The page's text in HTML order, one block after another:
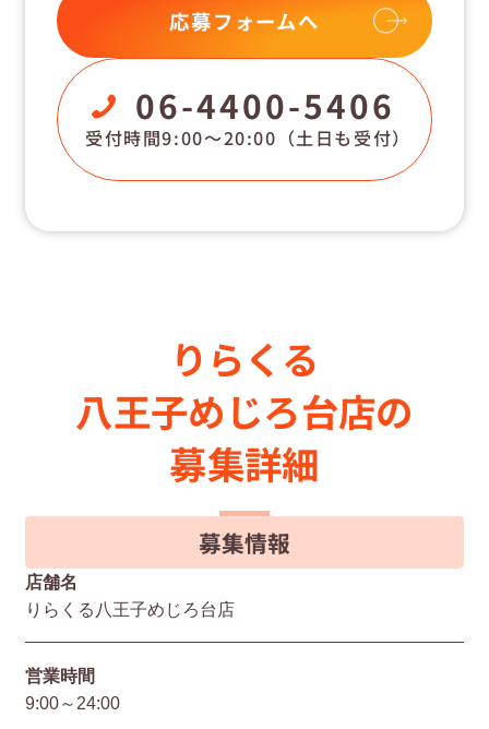
応募フォームへ
06-4400-5406
受付時間9:00〜20:00 （土日も受付）
りらくる
八王子めじろ台店の
募集詳細
募集情報
店舗名
りらくる八王子めじろ台店
営業時間
9:00～24:00